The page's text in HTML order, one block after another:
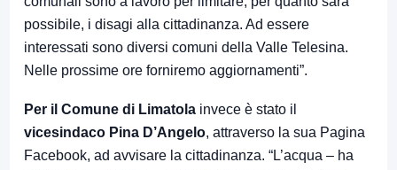
possibile, i disagi alla cittadinanza. Ad essere
interessati sono diversi comuni della Valle Telesina.
Nelle prossime ore forniremo aggiornamenti”.
Per il Comune di Limatola invece è stato il
vicesindaco Pina D’Angelo, attraverso la sua Pagina
Facebook, ad avvisare la cittadinanza. “L’acqua – ha